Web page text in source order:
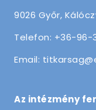
9026 Győr,
Telefon: +36-96-
Email:
Az intézmény